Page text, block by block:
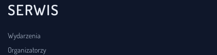
SERWIS
Wydarzenia
Organizatorzy